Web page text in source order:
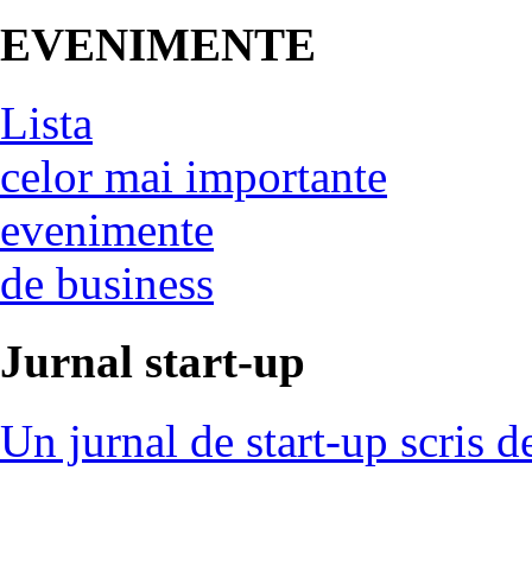
EVENIMENTE
Lista
celor mai importante
evenimente
de business
Jurnal start-up
Un jurnal de start-up scris